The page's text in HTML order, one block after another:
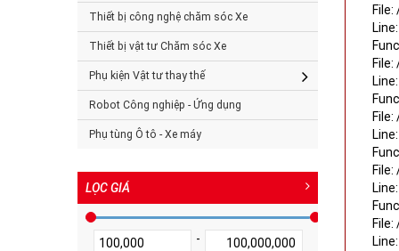
Thiết bị công nghệ chăm sóc Xe
Thiết bị vật tư Chăm sóc Xe
Phụ kiện Vật tư thay thế
Robot Công nghiệp - Ứng dụng
Phụ tùng Ô tô - Xe máy
LỌC GIÁ
100,000
-
100,000,000